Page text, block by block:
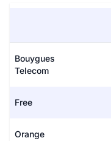
Bouygues
Telecom
Free
Orange